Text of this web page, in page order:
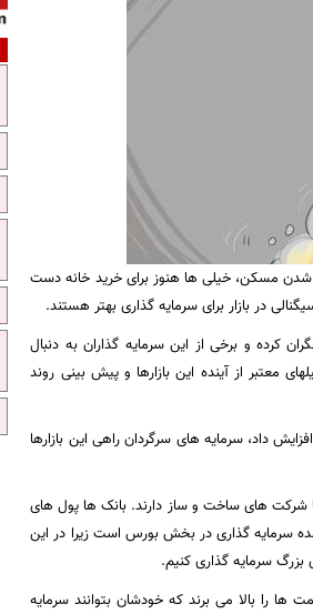
شدن مسکن، خیلی ها هنوز برای خرید خانه دست
در بازار برای سرمایه گذاری بهتر هستند.
کرده و برخی از این سرمایه گذاران به دنبال
معتبر از آینده این بازارها و پیش بینی روند
ارز و طلا افزایش داد، سرمایه های سرگردان راهی این بازارها
شرکت های ساخت و ساز دارند. بانک ها پول های
سرمایه گذاری در بخش بورس است زیرا در این
سرمایه گذاری کنیم.
را بالا می برند که خودشان بتوانند سرمایه